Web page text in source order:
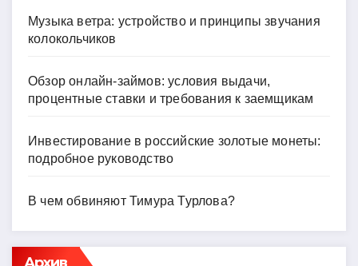
Музыка ветра: устройство и принципы звучания
колокольчиков
Обзор онлайн-займов: условия выдачи,
процентные ставки и требования к заемщикам
Инвестирование в российские золотые монеты:
подробное руководство
В чем обвиняют Тимура Турлова?